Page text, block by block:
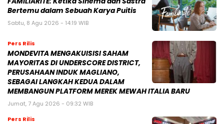
Bertemu dalam Sebuah Karya Puitis
Sabtu, 8 Agu 2026 - 14:19 WIB
Pers Rilis
MONDEVITA MENGAKUISISI SAHAM
MAYORITAS DI UNDERSCORE DISTRICT,
PERUSAHAAN INDUK MAGLIANO,
SEBAGAI LANGKAH KEDUA DALAM
MEMBANGUN PLATFORM MEREK MEWAH ITALIA BARU
Jumat, 7 Agu 2026 - 09:32 WIB
Pers Rilis